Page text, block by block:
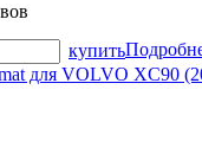
купить